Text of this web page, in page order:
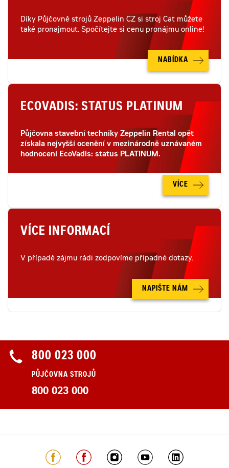
Díky Půjčovně strojů Zeppelin CZ si stroj Cat můžete
také pronajmout. Spočítejte si cenu pronájmu online!
NABÍDKA
ECOVADIS: STATUS PLATINUM
Půjčovna stavební techniky Zeppelin Rental opět
získala nejvyšší ocenění v mezinárodně uznávaném
hodnocení EcoVadis: status PLATINUM.
VÍCE
VÍCE INFORMACÍ
V případě zájmu rádi zodpovíme případné dotazy.
NAPIŠTE NÁM
800 023 000
PŮJČOVNA STROJŮ
800 023 000